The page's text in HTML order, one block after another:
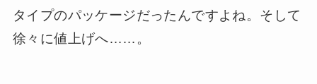
タイプのパッケージだったんですよね。そして
徐々に値上げへ……。